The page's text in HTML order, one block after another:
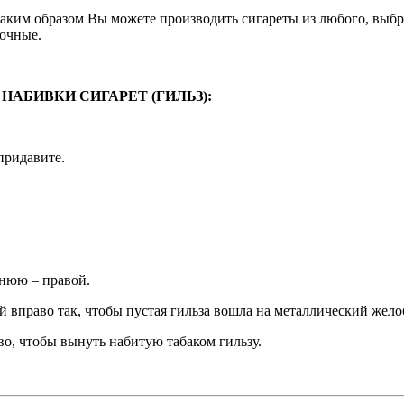
образом Вы можете производить сигареты из любого,
СИГАРЕТ (ГИЛЬЗ):
– правой.
так, чтобы пустая гильза вошла на металлический
чтобы вынуть набитую табаком гильзу.